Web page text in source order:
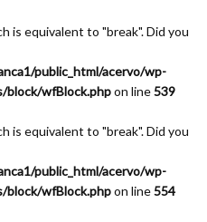
is equivalent to "break". Did you
public_html/acervo/wp-
block/wfBlock.phpon line539
is equivalent to "break". Did you
public_html/acervo/wp-
block/wfBlock.phpon line554